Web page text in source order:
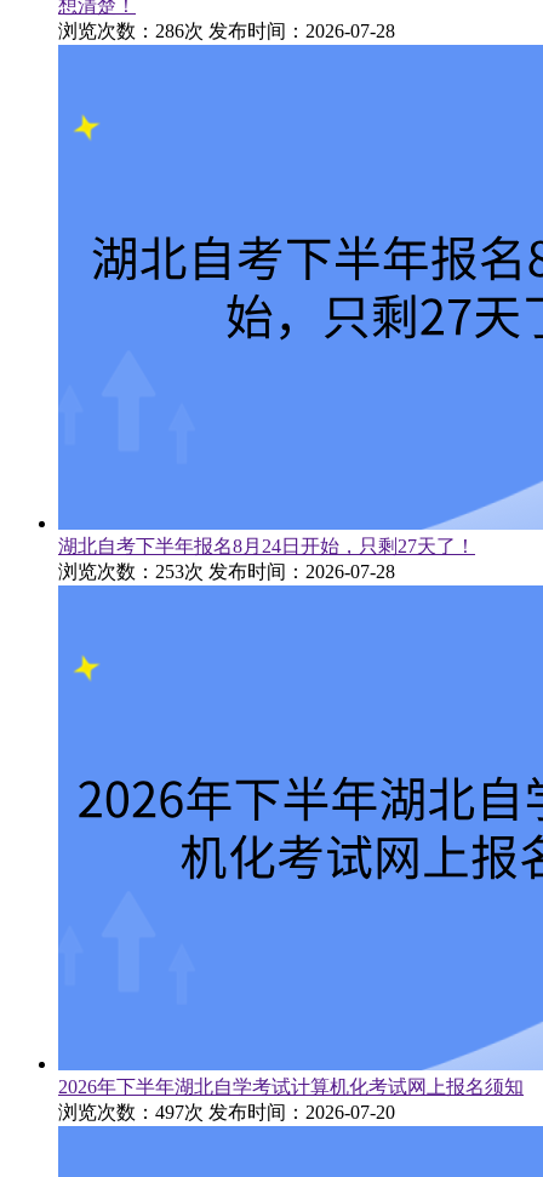
想清楚！
浏览次数：286次 发布时间：2026-07-28
湖北自考下半年报名8月24日开始，只剩27天了！
浏览次数：253次 发布时间：2026-07-28
2026年下半年湖北自学考试计算机化考试网上报名须知
浏览次数：497次 发布时间：2026-07-20